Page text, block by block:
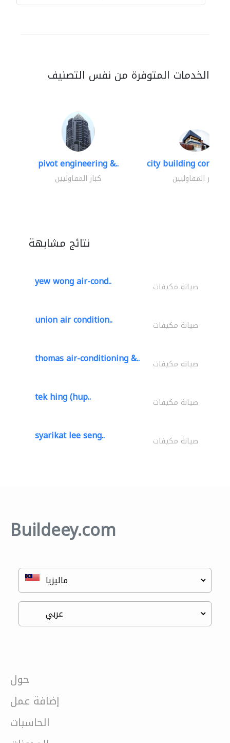
الخدمات المتوفرة من نفس التصنيف
pivot engineering &..
كبار المقاوليين
city building
كبار المقاوليين
نتائج مشابهة
yew wong air-cond.. صيانة مكيفات
union air condition.. صيانة مكيفات
thomas air-conditioning &.. صيانة مكيفات
tek hing (hup.. صيانة مكيفات
syarikat lee seng.. صيانة مكيفات
Buildeey.com
حول
إضافة عمل
الحاسبات